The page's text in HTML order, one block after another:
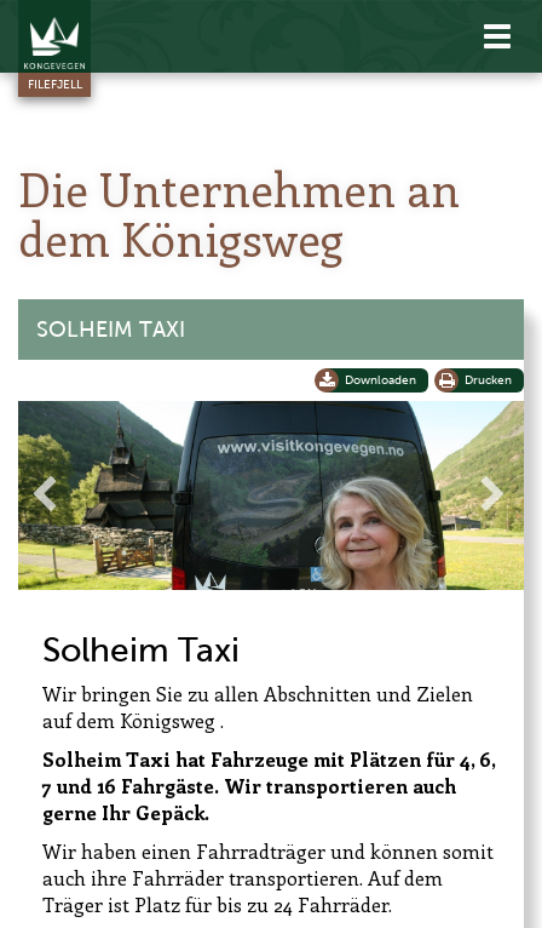
FILEFJELL
Die Unternehmen an
dem Königsweg
SOLHEIM TAXI
Drucken
Downloaden
Solheim Taxi
Wir bringen Sie zu allen Abschnitten und Zielen
auf dem Königsweg .
Solheim Taxi hat Fahrzeuge mit Plätzen für 4, 6,
7 und 16 Fahrgäste. Wir transportieren auch
gerne Ihr Gepäck.
Wir haben einen Fahrradträger und können somit
auch ihre Fahrräder transportieren. Auf dem
Träger ist Platz für bis zu 24 Fahrräder.
+
-